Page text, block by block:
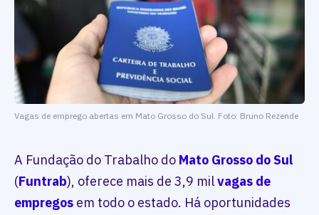
Vagas de emprego abertas em Mato Grosso do Sul. Foto: Bruno Rezende
A Fundação do Trabalho do Mato Grosso do Sul
(Funtrab), oferece mais de 3,9 milvagas de
empregos em todo o estado. Há oportunidades